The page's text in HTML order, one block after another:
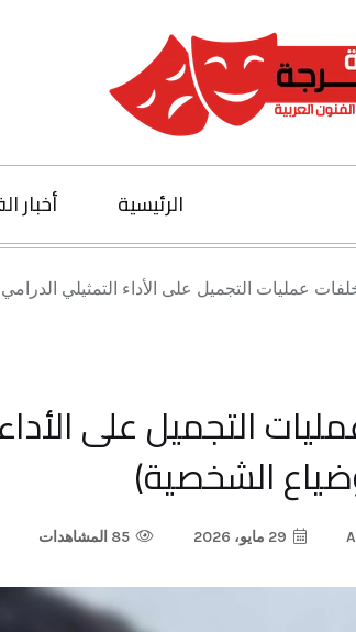
أخبار الفنون
التجميل على الأداء التمثيلي الدرامي (تناسخ
على الأداء
85 المشاهدات